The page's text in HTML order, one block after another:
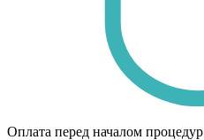
Оплата перед началом процедур